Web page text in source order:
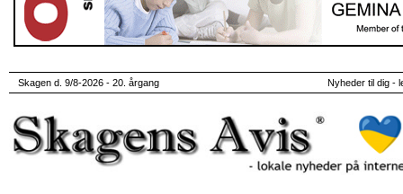
Skagen d. 9/8-2026 - 20. årgang Nyheder til dig -